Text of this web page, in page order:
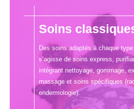
Soins
Des soins adaptés à chaque type
s’agisse de soins express,
intégrant nettoyage, gommage,
massage et soins spécifiques
endermologie).